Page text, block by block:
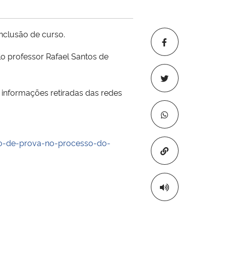
Copiar para
de curso.
professor Rafael Santos de
retiradas das redes
de-prova-no-processo-do-